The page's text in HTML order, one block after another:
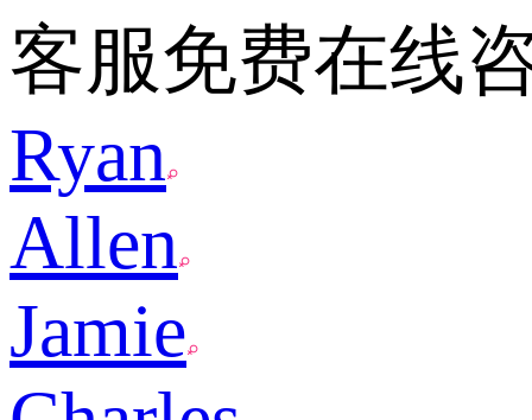
客服免费在线
Ryan
Allen
Jamie